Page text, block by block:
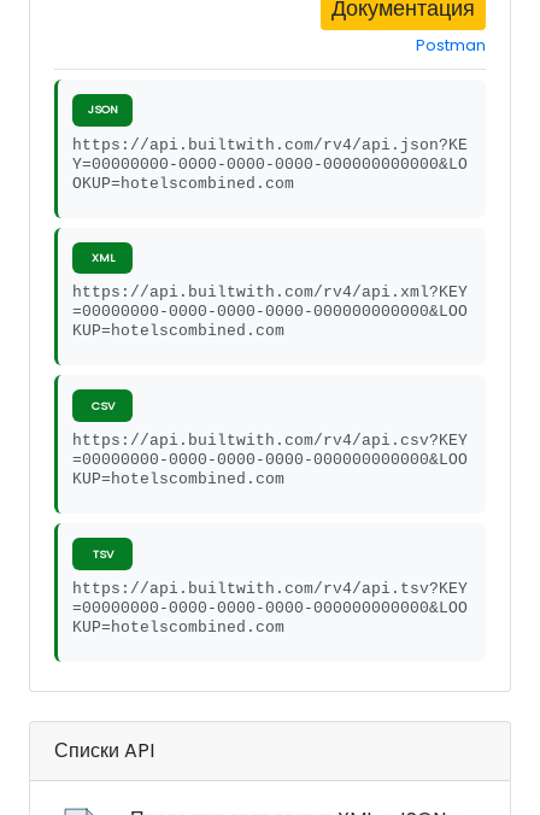
Документация
Postman
JSON
https://api.builtwith.com/rv4/api.json?KE
Y=00000000-0000-0000-0000-000000000000&LO
OKUP=hotelscombined.com
XML
https://api.builtwith.com/rv4/api.xml?KEY
=00000000-0000-0000-0000-000000000000&LOO
KUP=hotelscombined.com
CSV
https://api.builtwith.com/rv4/api.csv?KEY
=00000000-0000-0000-0000-000000000000&LOO
KUP=hotelscombined.com
TSV
https://api.builtwith.com/rv4/api.tsv?KEY
=00000000-0000-0000-0000-000000000000&LOO
KUP=hotelscombined.com
Списки API